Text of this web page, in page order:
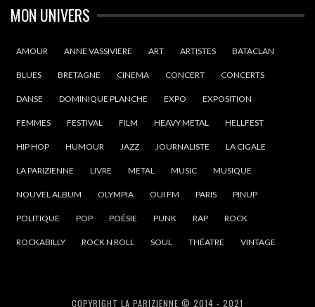
MON UNIVERS
AMOUR ANNE VASSIVIERE ART ARTISTES BATACLAN
BLUES BRETAGNE CINEMA CONCERT CONCERTS
DANSE DOMINIQUE PLANCHE EXPO EXPOSITION
FEMMES FESTIVAL FILM HEAVY METAL HELLFEST
HIP HOP HUMOUR JAZZ JOURNALISTE LA CIGALE
LA PARIZIENNE LIVRE METAL MUSIC MUSIQUE
NOUVEL ALBUM OLYMPIA OUI FM PARIS PINUP
POLITIQUE POP POÉSIE PUNK RAP ROCK
ROCKABILLY ROCK N ROLL SOUL THÉATRE VINTAGE
COPYRIGHT LA PARIZIENNE © 2014 - 2021